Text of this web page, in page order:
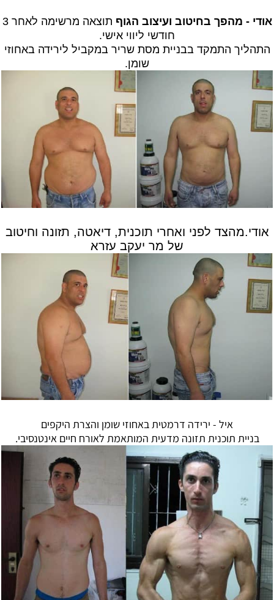
אודי - מהפך בחיטוב ועיצוב הגוף
תוצאה מרשימה לאחר 3
חודשי ליווי אישי.
התהליך התמקד בבניית מסת שריר במקביל לירידה באחוזי
שומן.
אודי.מהצד לפני ואחרי תוכנית, דיאטה, תזונה וחיטוב
של מר יעקב עזרא
איל - ירידה דרמטית באחוזי שומן והצרת היקפים
בניית תוכנית תזונה מדעית המותאמת לאורח חיים אינטנסיבי.